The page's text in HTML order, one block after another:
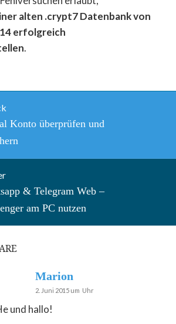
alten .crypt7 Datenbank von
erfolgreich
.
Konto überprüfen und
& Telegram Web –
am PC nutzen
Marion
2. Juni 2015 um Uhr
und hallo!